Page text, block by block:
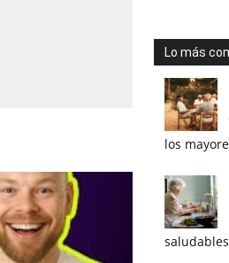
Lo más
los